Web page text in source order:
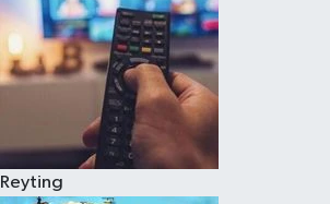
Reyting